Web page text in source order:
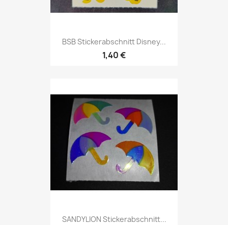
BSB Stickerabschnitt Disney...
1,40 €
SANDYLION Stickerabschnitt...